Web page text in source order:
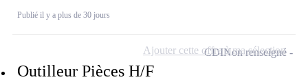
Publié il y a plus de 30 jours
Outilleur Pièces H/F
CDINon renseigné
Ajouter cette offre à ma sélection